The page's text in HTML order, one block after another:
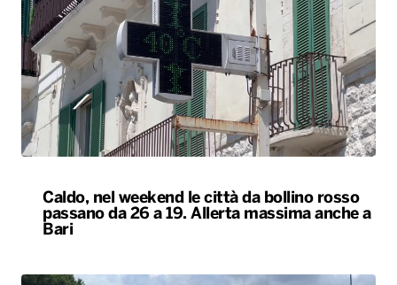
Caldo, nel weekend le città da bollino rosso
passano da 26 a 19. Allerta massima anche a
Bari